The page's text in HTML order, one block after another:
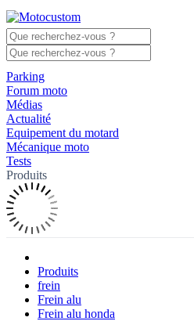
Parking
Forum moto
Médias
Actualité
Equipement du motard
Mécanique moto
Tests
Produits
Produits
frein
Frein alu
Frein alu honda